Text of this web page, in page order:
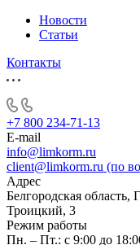
Новости
Статьи
Контакты
+7 800 234-71-13
E-mail
info@limkorm.ru
client@limkorm.ru (по
Адрес
Белгородская область,
Троицкий, 3
Режим работы
Пн. – Пт.: с 9:00 до